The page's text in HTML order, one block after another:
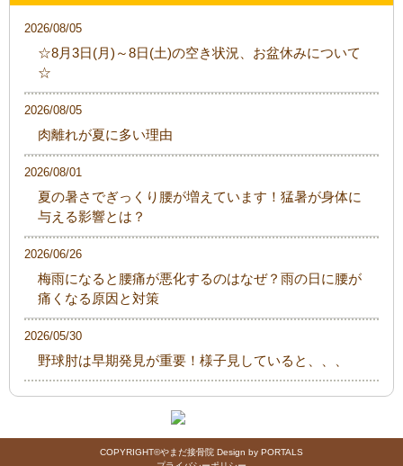
☆8月3日(月)～8日(土)の空き状況、お盆休みについて
☆
2026/08/05
肉離れが夏に多い理由
2026/08/05
夏の暑さでぎっくり腰が増えています！猛暑が身体に
与える影響とは？
2026/08/01
梅雨になると腰痛が悪化するのはなぜ？雨の日に腰が
痛くなる原因と対策
2026/06/26
野球肘は早期発見が重要！様子見していると、、、
2026/05/30
COPYRIGHT©やまだ接骨院 Design by PORTALS